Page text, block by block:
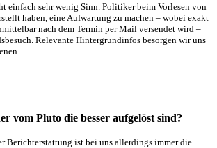
einfach sehr wenig Sinn. Politiker beim Vorlesen von
haben, eine Aufwartung zu machen – wobei exakt
nach dem Termin per Mail versendet wird –
Relevante Hintergrundinfos besorgen wir uns
vom Pluto die besser aufgelöst sind?
Berichterstattung ist bei uns allerdings immer die